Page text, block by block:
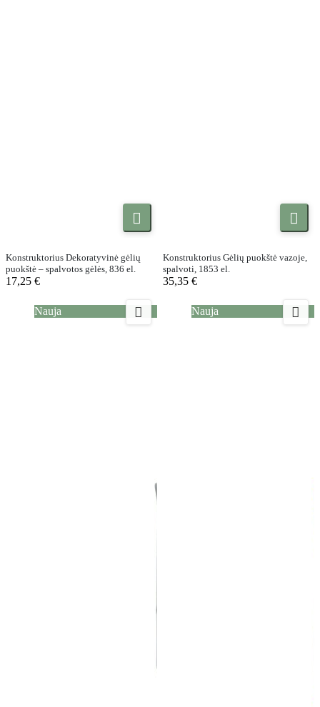

Konstruktorius Dekoratyvinė gėlių
puokštė – spalvotos gėlės, 836 el.
17,25 €

Konstruktorius Gėlių puokštė vazoje,
spalvoti, 1853 el.
35,35 €
Nauja  Nauja 